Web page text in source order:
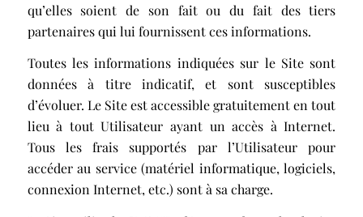
qu’elles soient de son fait ou du fait des tiers
partenaires qui lui fournissent ces informations.
Toutes les informations indiquées sur le Site sont
données à titre indicatif, et sont susceptibles
d’évoluer. Le Site est accessible gratuitement en tout
lieu à tout Utilisateur ayant un accès à Internet.
Tous les frais supportés par l’Utilisateur pour
accéder au service (matériel informatique, logiciels,
connexion Internet, etc.) sont à sa charge.